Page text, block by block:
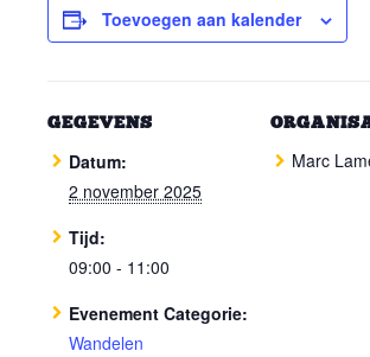
Toevoegen aan kalender
GEGEVENS
Datum:
2 november 2025
Tijd:
09:00 - 11:00
Evenement Categorie:
Wandelen
Marc